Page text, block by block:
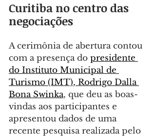
Curitiba no centro das
negociações
A cerimônia de abertura contou
com a presença do presidente
do Instituto Municipal de
Turismo (IMT), Rodrigo Dalla
Bona Swinka, que deu as boas-
vindas aos participantes e
apresentou dados de uma
recente pesquisa realizada pelo